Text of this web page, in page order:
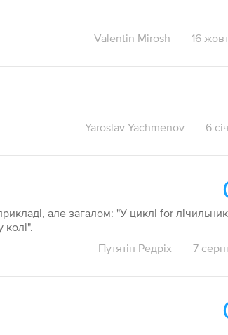
Valentin Mirosh 16
Yaroslav Yachmenov 6
але загалом: "У циклі for лічильник
Путятін Редріх 7